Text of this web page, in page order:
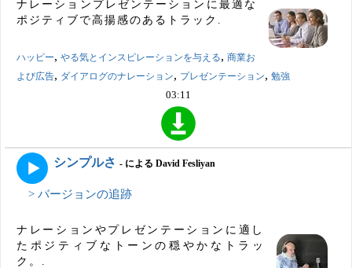
ナレーションプレゼンテーションに最適な
ポジティブで高揚感のあるトラック.
ハッピー, やる気とインスピレーションを与える, 商業お
よび広告, ダイアログのナレーション, プレゼンテーション, 勉強
03:11
シンプルさ - による David Fesliyan
> バージョンの追跡
ナレーションやプレゼンテーションに適し
たポジティブなトーンの穏やかなトラッ
ク。.